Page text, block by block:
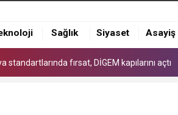
Sağlık Siyaset Asayiş
fırsat, DİGEM kapılarını açtı
fırsat, DİGEM kapılarını açtı